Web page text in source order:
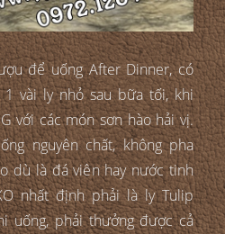
để uống After Dinner, có
vài ly nhỏ sau bữa tối, khi
với các món sơn hào hải vị.
nguyên chất, không pha
dù là đá viên hay nước tinh
nhất định phải là ly Tulip
uống, phải thưởng được cả